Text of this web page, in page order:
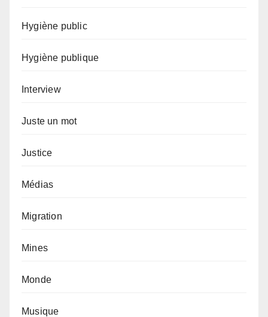
Hygiène public
Hygiène publique
Interview
Juste un mot
Justice
Médias
Migration
Mines
Monde
Musique